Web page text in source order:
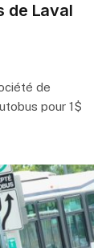
de Laval
de
pour 1$